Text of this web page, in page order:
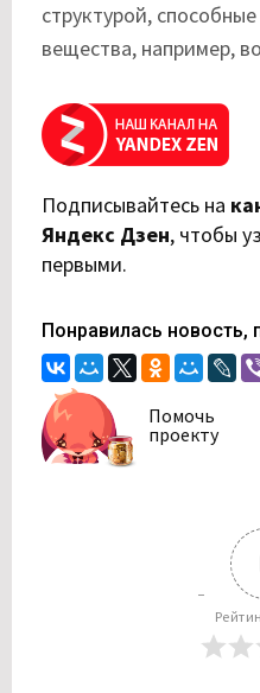
структурой,
вещества, например,
Подписывайтесь на
Яндекс Дзен, чтобы
первыми.
Понравилась новость,
Помочь
проекту